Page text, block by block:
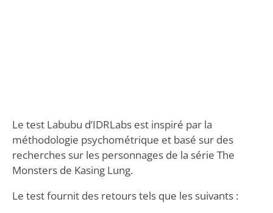
Le test Labubu d’IDRLabs est inspiré par la
méthodologie psychométrique et basé sur des
recherches sur les personnages de la série The
Monsters de Kasing Lung.
Le test fournit des retours tels que les suivants :